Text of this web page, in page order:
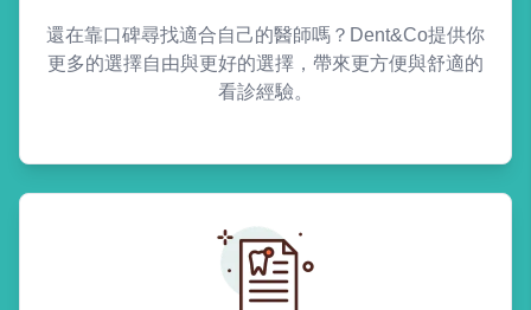
還在靠口碑尋找適合自己的醫師嗎？Dent&Co提供你
更多的選擇自由與更好的選擇，帶來更方便與舒適的
看診經驗。